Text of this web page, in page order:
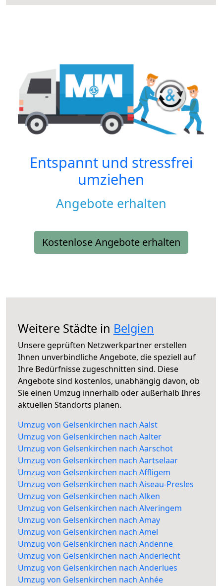
Entspannt und stressfrei
umziehen
Angebote erhalten
Kostenlose Angebote erhalten
Weitere Städte in Belgien
Unsere geprüften Netzwerkpartner erstellen
Ihnen unverbindliche Angebote, die speziell auf
Ihre Bedürfnisse zugeschnitten sind. Diese
Angebote sind kostenlos, unabhängig davon, ob
Sie einen Umzug innerhalb oder außerhalb Ihres
aktuellen Standorts planen.
Umzug von Gelsenkirchen nach Aalst
Umzug von Gelsenkirchen nach Aalter
Umzug von Gelsenkirchen nach Aarschot
Umzug von Gelsenkirchen nach Aartselaar
Umzug von Gelsenkirchen nach Affligem
Umzug von Gelsenkirchen nach Aiseau-Presles
Umzug von Gelsenkirchen nach Alken
Umzug von Gelsenkirchen nach Alveringem
Umzug von Gelsenkirchen nach Amay
Umzug von Gelsenkirchen nach Amel
Umzug von Gelsenkirchen nach Andenne
Umzug von Gelsenkirchen nach Anderlecht
Umzug von Gelsenkirchen nach Anderlues
Umzug von Gelsenkirchen nach Anhée